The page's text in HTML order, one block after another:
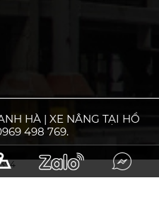
HÀ | XE NÂNG TẠI HỒ
498 769.